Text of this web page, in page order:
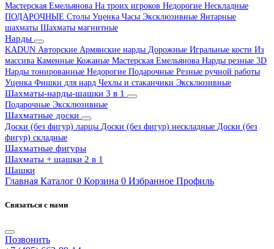
Мастерская Емельянова На троих игроков Недорогие Нескладные
ПОДАРОЧНЫЕ Столы Уценка Часы Эксклюзивные Янтарные
шахматы Шахматы магнитные
Нарды
KADUN Авторские Армянские нарды Дорожные Игральные кости Из
массива Каменные Кожаные Мастерская Емельянова Нарды резные 3D
Нарды тонированные Недорогие Подарочные Резные ручной работы
Уценка Фишки для нард Чехлы и стаканчики Эксклюзивные
Шахматы-нарды-шашки 3 в 1
Подарочные Эксклюзивные
Шахматные доски
Доски (без фигур) ларцы Доски (без фигур) нескладные Доски (без
фигур) складные
Шахматные фигуры
Шахматы + шашки 2 в 1
Шашки
Главная Каталог 0 Корзина 0 Избранное Профиль
Связаться с нами
Позвонить